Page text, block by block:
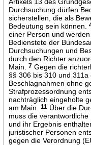
Durchsuchung dürfen
sicherstellen, die als
Bedeutung sein können.
einer Person und
Bedienstete der
Durchsuchungen und
durch den Richter
Main.7 Gegen die
§§ 306 bis 310 und
Beschlagnahmen ohne
Strafprozessordnung
nachträglich eingeholte
am Main.11 Über die
muss die
und ihr Ergebnis
juristischer Personen
gegen die Verordnung